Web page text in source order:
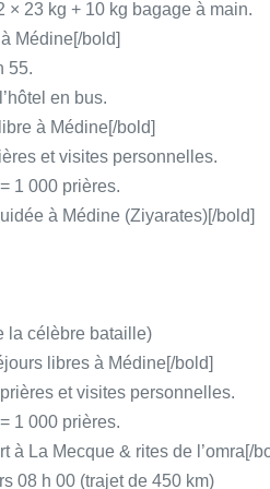
× 23 kg + 10 kg bagage à main.
Médine[/bold]
55.
en bus.
à Médine[/bold]
et visites personnelles.
1 000 prières.
à Médine (Ziyarates)[/bold]
la célèbre bataille)
libres à Médine[/bold]
et visites personnelles.
1 000 prières.
à La Mecque & rites de l’omra[/
08 h 00 (trajet de 450 km)